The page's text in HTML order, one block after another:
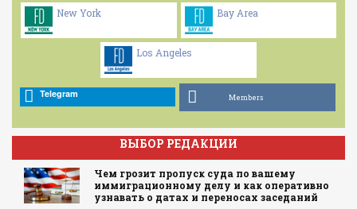
New York Bay Area
Los Angeles
Telegram Members
ВЫБОР РЕДАКЦИИ
Чем грозит пропуск суда по вашему
иммиграционному делу и как оперативно
узнавать о датах и переносах заседаний